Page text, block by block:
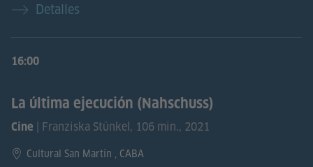
Detalles
16:00
La última ejecución (Nahschuss)
Cine | Franziska Stünkel, 106 min., 2021
Cultural San Martín , CABA